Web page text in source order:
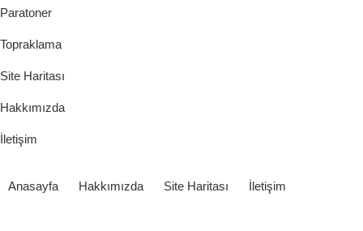
Paratoner
Topraklama
Site Haritası
Hakkımızda
İletişim
Anasayfa Hakkımızda Site Haritası İletişim